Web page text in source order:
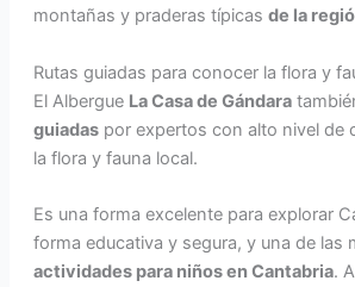
montañas y praderas típicas de la
Rutas guiadas para conocer la flora y
El Albergue La Casa de Gándara
guiadaspor expertos con alto nivel de
la flora y fauna local.
Es una forma excelente para explorar
forma educativa y segura, y una de las
actividades para niños en Cantabria.